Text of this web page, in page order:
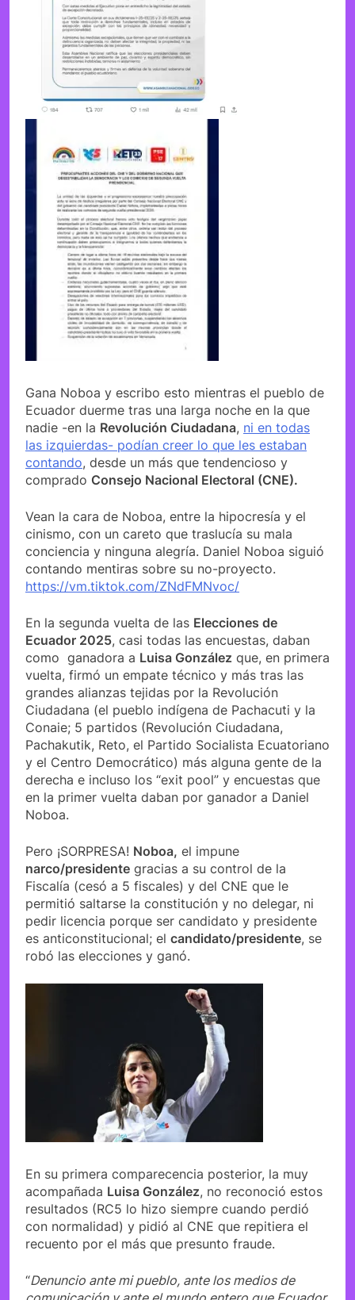
Gana Noboa y escribo esto mientras el pueblo de
Ecuador duerme tras una larga noche en la que
nadie -en la Revolución Ciudadana, ni en todas
las izquierdas- podían creer lo que les estaban
contando, desde un más que tendencioso y
comprado Consejo Nacional Electoral (CNE).
Vean la cara de Noboa, entre la hipocresía y el
cinismo, con un careto que traslucía su mala
conciencia y ninguna alegría. Daniel Noboa siguió
contando mentiras sobre su no-proyecto.
https://vm.tiktok.com/ZNdFMNvoc/
En la segunda vuelta de las Elecciones de
Ecuador 2025, casi todas las encuestas, daban
como ganadora a Luisa González que, en primera
vuelta, firmó un empate técnico y más tras las
grandes alianzas tejidas por la Revolución
Ciudadana (el pueblo indígena de Pachacuti y la
Conaie; 5 partidos (Revolución Ciudadana,
Pachakutik, Reto, el Partido Socialista Ecuatoriano
y el Centro Democrático) más alguna gente de la
derecha e incluso los “exit pool” y encuestas que
en la primer vuelta daban por ganador a Daniel
Noboa.
Pero ¡SORPRESA! Noboa, el impune
narco/presidente gracias a su control de la
Fiscalía (cesó a 5 fiscales) y del CNE que le
permitió saltarse la constitución y no delegar, ni
pedir licencia porque ser candidato y presidente
es anticonstitucional; el candidato/presidente, se
robó las elecciones y ganó.
En su primera comparecencia posterior, la muy
acompañada Luisa González, no reconoció estos
resultados (RC5 lo hizo siempre cuando perdió
con normalidad) y pidió al CNE que repitiera el
recuento por el más que presunto fraude.
“Denuncio ante mi pueblo, ante los medios de